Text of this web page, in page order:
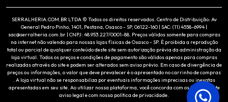
SERRALHERIA.COM.BR LTDA © Todos os direitos reservados. Centro de Distribuição: Av
General Pedro Pinho, 1401, Pestana, Osasco - SP, 06122-160 | SAC: (11) 4558-6994 |
sac@serralheria.com.br | CNPJ: 48.953.227/0001-88. Preços válidos somente para compras
na internet não valendo para nossas lojas físicas de Osasco - SP. É proibida a reprodução
total ou parcial de qualquer conteúdo deste site sem autorização prévia da administração da
loja virtual. Todos os preços e condições de pagamento são válidos apenas para compras
realizadas através do site e podem ser alterados sem aviso prévio. Em caso de divergência de
preços ou informações, o valor que deve prevalecer é o apresentado no carrinho de compras
. A loja virtual não se responsabiliza por eventuais informações imprecisas ou inexatas
apresentadas em seu site. Ao utilizar nossa plataforma, você concorda com os termos deste
aviso legal e com nossa política de privacidade.